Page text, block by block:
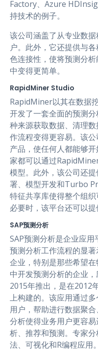
Factory、Azure
持技术的例子。
该公司涵盖了从专业数
户。此外，它还提供与
色连接性，使将预测分
中变得更简单。
RapidMiner Studio
RapidMiner以其在数据
开发了一套全面的预测
种来源获取数据、清理
作流程变得更容易。该
产品，使任何人都能够
家都可以通过
模型。此外，该公司还
署、模型开发和Turbo
特征共享库使得整个组
必要时，该平台还可以提
SAP预测分析
SAP预测分析是企业应
预测分析工作流程的显
企业，特别是那些希望
中开发预测分析的企业
2015年推出，是在2012
上构建的。该应用通过
用户，帮助进行数据聚
分析使得业务用户更容
析、推荐和预测。专家
法、可视化和R编程应用。